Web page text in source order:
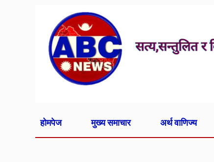
होमपेज मुख्य समाचार अर्थ वाणिज्य